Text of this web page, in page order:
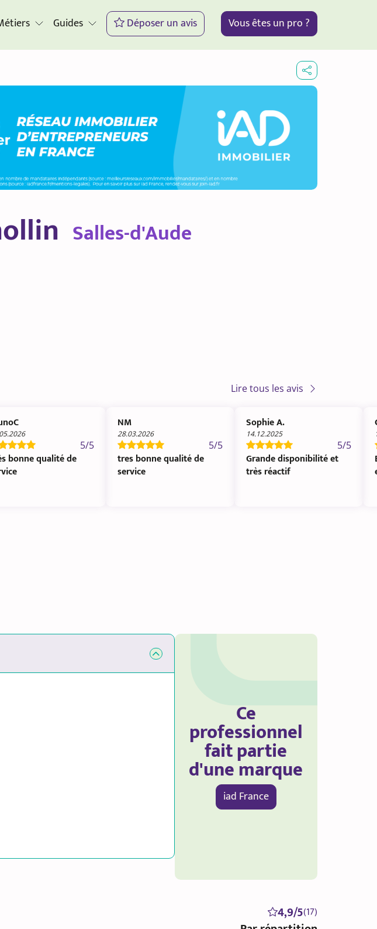
Guides Déposer un avis Vous êtes un pro ?
Salles-d'Aude
Lire tous les avis
5/5
bonne qualité de
NM
28.03.2026
5/5
tres bonne qualité de
service
Sophie A.
14.12.2025
5/5
Grande disponibilité et
très réactif
Ce
professionnel
fait partie
d'une marque
iad France
4,9/5(17)